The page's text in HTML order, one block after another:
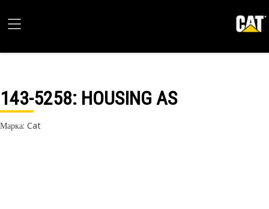
143-5258: HOUSING AS
Марка: Cat